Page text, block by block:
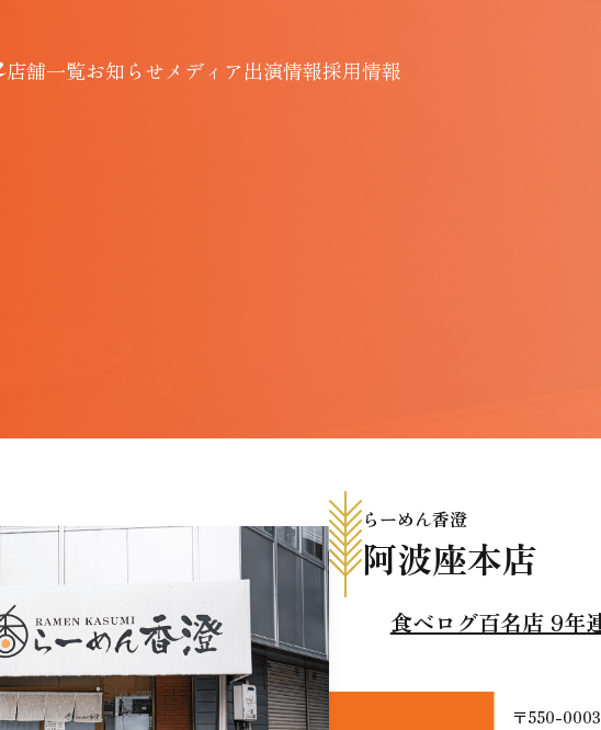
店舗一覧お知らせメディア出演情報採用情報
らーめん香澄
阿波座本店
食べログ百名店 9年
〒550-0003